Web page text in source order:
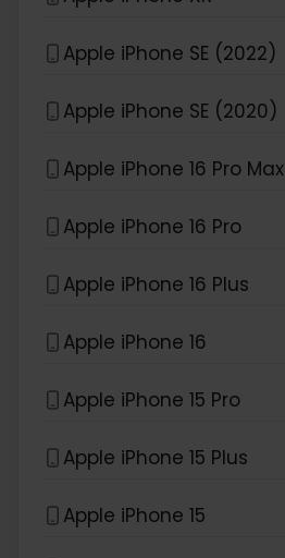
Apple iPhone SE (2022)
Apple iPhone SE (2020)
Apple iPhone 16 Pro Max
Apple iPhone 16 Pro
Apple iPhone 16 Plus
Apple iPhone 16
Apple iPhone 15 Pro
Apple iPhone 15 Plus
Apple iPhone 15